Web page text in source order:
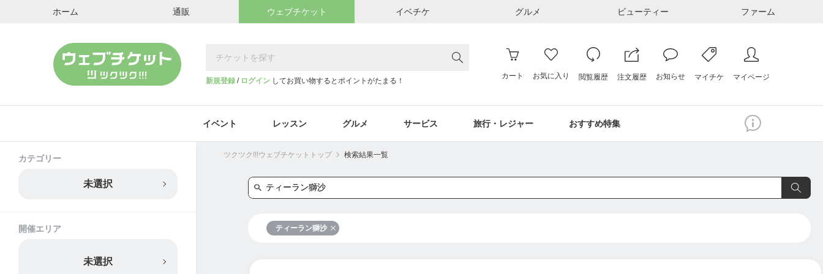
ホーム 通販 ウェブチケット イベチケ グルメ ビューティー ファーム
新規登録 / ログイン してお買い物するとポイントがたまる！
カート お気に入り 閲覧履歴 注文履歴 お知らせ マイチケ マイページ
イベント レッスン グルメ サービス 旅行・レジャー おすすめ特集
ツクツク!!!ウェブチケットトップ 検索結果一覧
ティーラン獅沙
カテゴリー
未選択
開催エリア
未選択